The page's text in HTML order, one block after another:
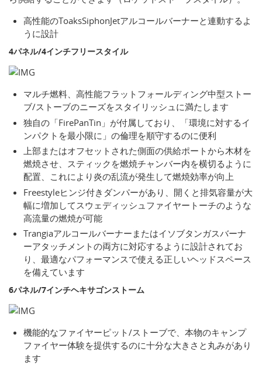
高性能のToaksSiphonJetアルコールバーナーと連動するよ
うに設計
4パネル/4インチフリースタイル
マルチ燃料、高性能フラットフォールディング中型ストー
ブ/ストーブのニーズをスタイリッシュに満たします
独自の「FirePanTin」が付属しており、「環境に対するイ
ンパクトを最小限に」の倫理を順守するのに便利
上部またはオフセットされた側面の供給ポートから木材を
燃焼させ、スティックを燃焼チャンバー内を横切るように
配置、これにより炎の乱流が発生して燃焼効率が向上
Freestyleヒンジ付きダンパーがあり、開くと排気容量が大
幅に増加してスウェディッシュファイヤートーチのような
高流量の燃焼が可能
Trangiaアルコールバーナーまたはイソブタンガスバーナ
ーアタッチメントの両方に対応するように設計されてお
り、最適なパフォーマンスで使える正しいヘッドスペース
を備えています
6パネル/7インチヘキサゴンストーム
機能的なファイヤーピット/ストーブで、本物のキャンプ
ファイヤー体験を提供するのに十分な大きさと丸みがあり
ます